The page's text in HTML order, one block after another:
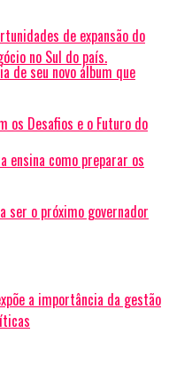
de seu novo álbum que
ensina como preparar os
de expansão do
no Sul do país.
os Desafios e o Futuro do
ser o próximo governador
a importância da gestão